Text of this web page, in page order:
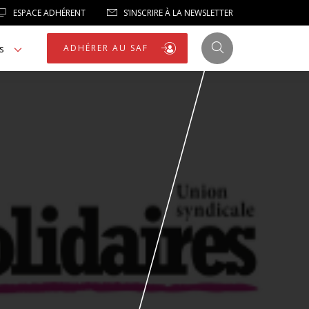
ESPACE ADHÉRENT S’INSCRIRE À LA NEWSLETTER
ADHÉRER AU SAF
LIBERTÉS PUBLIQUES
LOGEMENT